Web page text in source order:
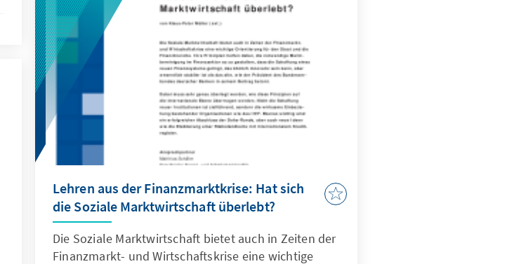
Lehren aus der Finanzmarktkrise: Hat sich
die Soziale Marktwirtschaft überlebt?
Die Soziale Marktwirtschaft bietet auch in Zeiten der
Finanzmarkt- und Wirtschaftskrise eine wichtige